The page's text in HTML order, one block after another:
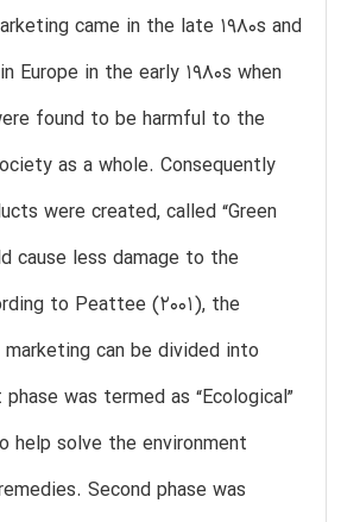
came in the late 1980s and
Europe in the early 1980s when
found to be harmful to the
as a whole. Consequently
were created, called “Green
cause less damage to the
to Peattee (2001), the
can be divided into
was termed as “Ecological”
help solve the environment
Second phase was